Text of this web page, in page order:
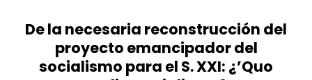
De la necesaria reconstrucción del
proyecto emancipador del
socialismo para el S. XXI: ¿’Quo